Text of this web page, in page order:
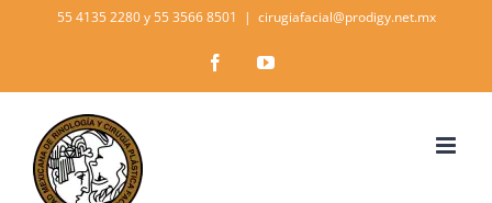
content
55 4135 2280 y 55 3566 8501 | cirugiafacial@prodigy.net.mx
FacebookYouTube